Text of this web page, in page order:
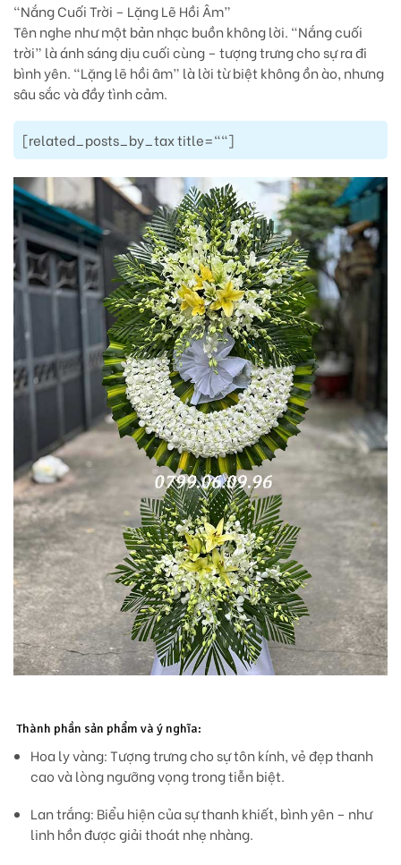
“Nắng Cuối Trời – Lặng Lẽ Hồi Âm”
Tên nghe như một bản nhạc buồn không lời. “Nắng cuối
trời” là ánh sáng dịu cuối cùng – tượng trưng cho sự ra đi
bình yên. “Lặng lẽ hồi âm” là lời từ biệt không ồn ào, nhưng
sâu sắc và đầy tình cảm.
[related_posts_by_tax title=""]
Thành phần sản phẩm và ý nghĩa:
Hoa ly vàng:Tượng trưng cho sự tôn kính, vẻ đẹp thanh
cao và lòng ngưỡng vọng trong tiễn biệt.
Lan trắng: Biểu hiện của sự thanh khiết, bình yên – như
linh hồn được giải thoát nhẹ nhàng.